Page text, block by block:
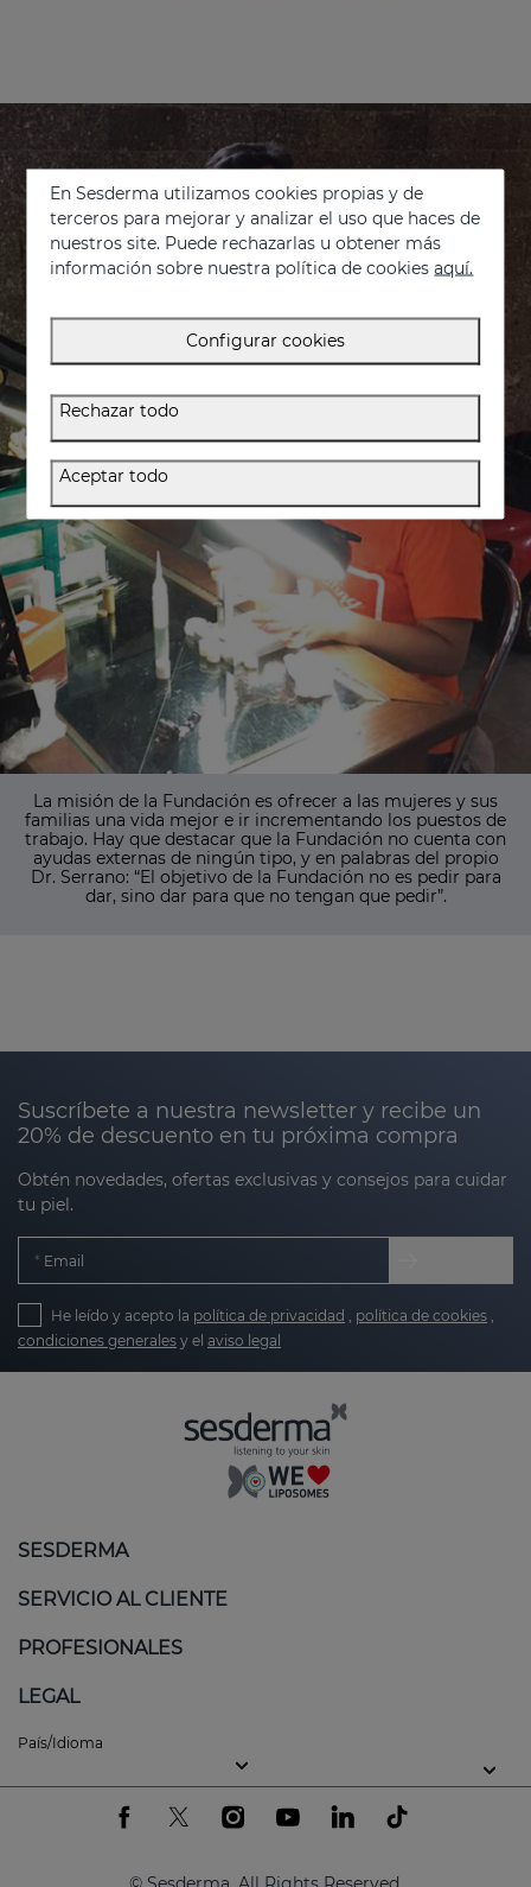
La misión de la Fundación es ofrecer a las mujeres y sus
familias una vida mejor e ir incrementando los puestos de
trabajo. Hay que destacar que la Fundación no cuenta con
ayudas externas de ningún tipo, y en palabras del propio
Dr. Serrano: “El objetivo de la Fundación no es pedir para
dar, sino dar para que no tengan que pedir”.
Suscríbete a nuestra newsletter y recibe un
20% de descuento en tu próxima compra
Obtén novedades, ofertas exclusivas y consejos para cuidar
tu piel.
Email
He leído y acepto la política de privacidad , política de cookies ,
condiciones generales y el aviso legal
SESDERMA
SERVICIO AL CLIENTE
PROFESIONALES
LEGAL
País/Idioma
En Sesderma utilizamos cookies propias y de
terceros para mejorar y analizar el uso que haces de
nuestros site. Puede rechazarlas u obtener más
información sobre nuestra política de cookiesaquí.
Configurar cookies
Rechazar todo
Aceptar todo